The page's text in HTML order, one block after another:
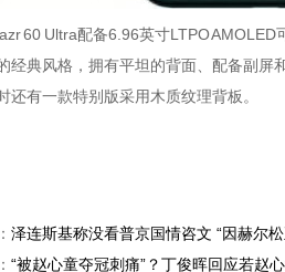
60 Ultra配备6.96英寸LTPO
经典风格，拥有平坦的背面、配备副
还有一款特别版采用木质纹理背板。
泽连斯基称没看普京国情咨文 “因赫尔
“被赵心童夺冠刺痛”？丁俊晖回应若赵